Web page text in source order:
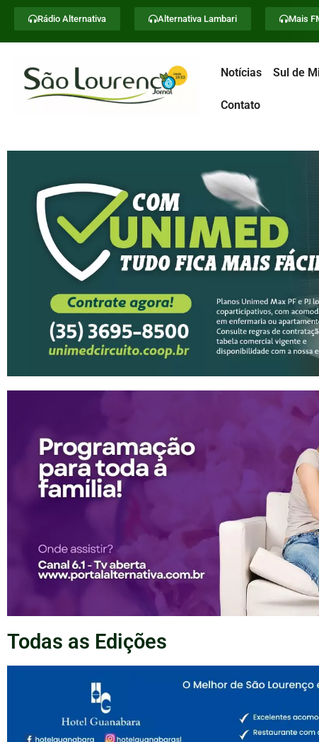
Rádio Alternativa Alternativa Lambari Mais
Notícias Sul de
Contato
Todas as Edições